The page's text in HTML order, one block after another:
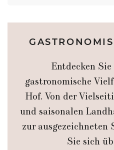
Entdecken
gastronomische
Hof. Von der
und saisonalen
zur ausgezeichneten
Sie sich